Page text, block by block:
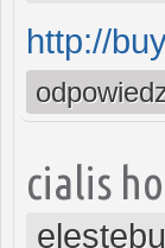
http://
cialis